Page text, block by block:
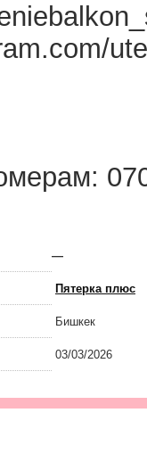
—
Пятерка плюс
Бишкек
03/03/2026